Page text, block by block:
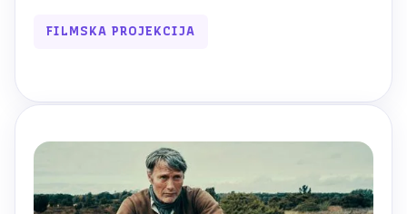
FILMSKA PROJEKCIJA